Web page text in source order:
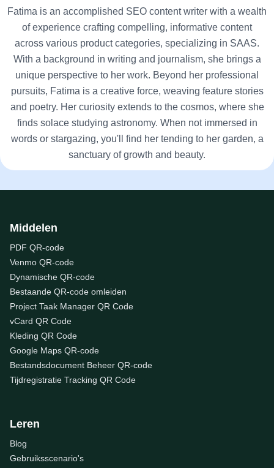
Fatima is an accomplished SEO content writer with a wealth
of experience crafting compelling, informative content
across various product categories, specializing in SAAS.
With a background in writing and journalism, she brings a
unique perspective to her work. Beyond her professional
pursuits, Fatima is a creative force, weaving feature stories
and poetry. Her curiosity extends to the cosmos, where she
finds solace studying astronomy. When not immersed in
words or stargazing, you'll find her tending to her garden, a
sanctuary of growth and beauty.
Middelen
PDF QR-code
Venmo QR-code
Dynamische QR-code
Bestaande QR-code omleiden
Project Taak Manager QR Code
vCard QR Code
Kleding QR Code
Google Maps QR-code
Bestandsdocument Beheer QR-code
Tijdregistratie Tracking QR Code
Leren
Blog
Gebruiksscenario's